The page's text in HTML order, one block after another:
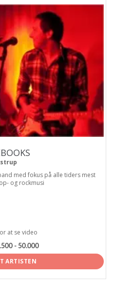
med fokus på alle tiders mest
og rockmusi
at se video
- 50.000
ARTISTEN